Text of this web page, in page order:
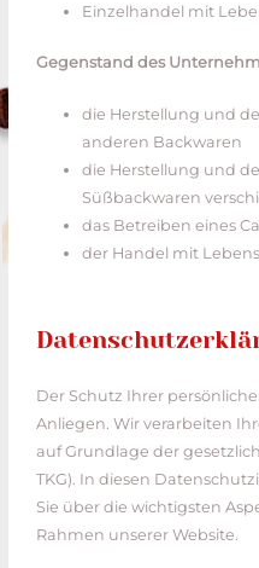
Einzelhandel mit
Gegenstand des
die Herstellung und
anderen Backwaren
die Herstellung und
Süßbackwaren
das Betreiben eines
der Handel mit
Der Schutz Ihrer
Anliegen. Wir verarbeiten
auf Grundlage der
TKG). In diesen
Sie über die wichtigsten
Rahmen unserer Website.